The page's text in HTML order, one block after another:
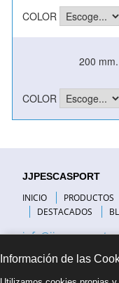
COLOR
200 mm.
COLOR
JJPESCASPORT
INICIO PRODUCTOS
DESTACADOS
Información de las